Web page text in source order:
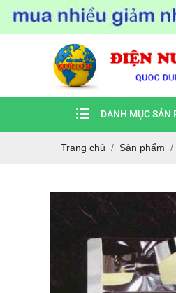
DANH MỤC SẢN
Trang chủ Sản phẩm